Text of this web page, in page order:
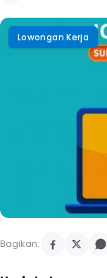
Lowongan Kerja
Bagikan: